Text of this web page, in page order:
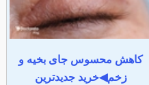
کاهش محسوس جای بخیه و
زخم◀خرید جدیدترین